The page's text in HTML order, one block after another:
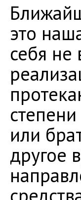
это
себя не
или
другое